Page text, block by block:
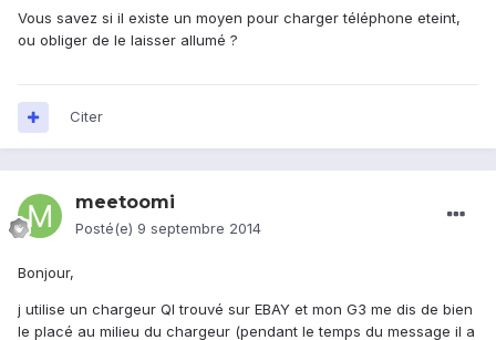
Vous savez si il existe un moyen pour charger téléphone eteint,
ou obliger de le laisser allumé ?
Citer
meetoomi
Posté(e) 9 septembre 2014
Bonjour,
j utilise un chargeur QI trouvé sur EBAY et mon G3 me dis de bien
le placé au milieu du chargeur (pendant le temps du message il a